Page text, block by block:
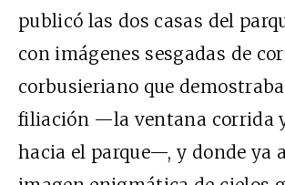
publicó las dos casas del
con imágenes sesgadas de
corbusieriano que
filiación —la ventana corrida
hacia el parque—, y donde ya